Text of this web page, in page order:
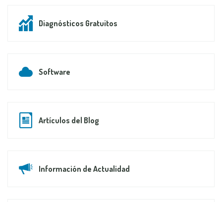
Diagnósticos Gratuitos
Software
Artículos del Blog
Información de Actualidad